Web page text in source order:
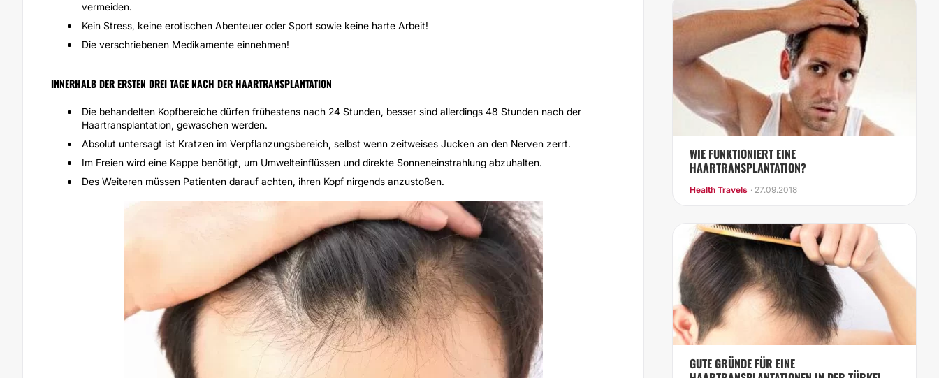
vermeiden.
Kein Stress, keine erotischen Abenteuer oder Sport sowie keine harte Arbeit!
Die verschriebenen Medikamente einnehmen!
INNERHALB DER ERSTEN DREI TAGE NACH DER HAARTRANSPLANTATION
Die behandelten Kopfbereiche dürfen frühestens nach 24 Stunden, besser sind allerdings 48 Stunden nach der
Haartransplantation, gewaschen werden.
Absolut untersagt ist Kratzen im Verpflanzungsbereich, selbst wenn zeitweises Jucken an den Nerven zerrt.
Im Freien wird eine Kappe benötigt, um Umwelteinflüssen und direkte Sonneneinstrahlung abzuhalten.
Des Weiteren müssen Patienten darauf achten, ihren Kopf nirgends anzustoßen.
WIE FUNKTIONIERT EINE
HAARTRANSPLANTATION?
Health Travels · 27.09.2018
GUTE GRÜNDE FÜR EINE